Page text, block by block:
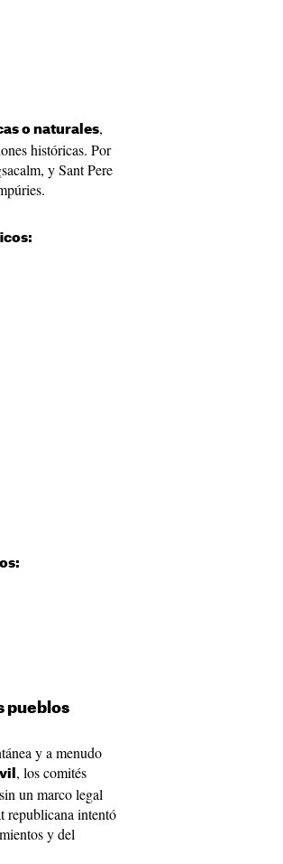
o naturales,
históricas. Por
y Sant Pere
pueblos
y a menudo
, los comités
un marco legal
republicana intentó
y del